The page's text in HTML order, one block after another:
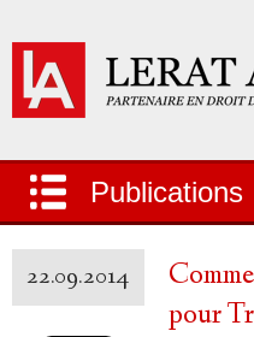
Publications
22.09.2014
pour